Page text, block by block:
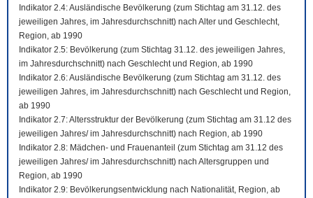
Indikator 2.4: Ausländische Bevölkerung (zum Stichtag am 31.12. des
jeweiligen Jahres, im Jahresdurchschnitt) nach Alter und Geschlecht,
Region, ab 1990
Indikator 2.5: Bevölkerung (zum Stichtag 31.12. des jeweiligen Jahres,
im Jahresdurchschnitt) nach Geschlecht und Region, ab 1990
Indikator 2.6: Ausländische Bevölkerung (zum Stichtag am 31.12. des
jeweiligen Jahres, im Jahresdurchschnitt) nach Geschlecht und Region,
ab 1990
Indikator 2.7: Altersstruktur der Bevölkerung (zum Stichtag am 31.12 des
jeweiligen Jahres/ im Jahresdurchschnitt) nach Region, ab 1990
Indikator 2.8: Mädchen- und Frauenanteil (zum Stichtag am 31.12 des
jeweiligen Jahres/ im Jahresdurchschnitt) nach Altersgruppen und
Region, ab 1990
Indikator 2.9: Bevölkerungsentwicklung nach Nationalität, Region, ab